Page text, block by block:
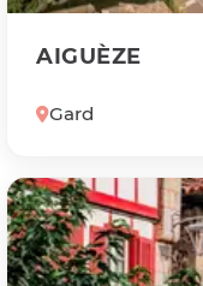
AIGUÈZE
Gard